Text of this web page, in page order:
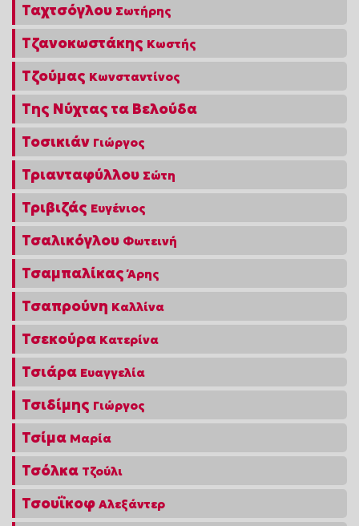
Ταχτσόγλου Σωτήρης
Τζανοκωστάκης Κωστής
Τζούμας Κωνσταντίνος
Της Νύχτας τα Βελούδα
Τοσικιάν Γιώργος
Τριανταφύλλου Σώτη
Τριβιζάς Ευγένιος
Τσαλικόγλου Φωτεινή
Τσαμπαλίκας Άρης
Τσαπρούνη Καλλίνα
Τσεκούρα Κατερίνα
Τσιάρα Ευαγγελία
Τσιδίμης Γιώργος
Τσίμα Μαρία
Τσόλκα Τζούλι
Τσουΐκοφ Αλεξάντερ